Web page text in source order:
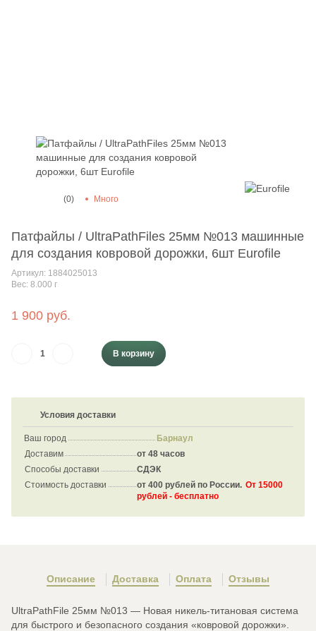
(0) Много
Патфайлы / UltraPathFiles 25мм №013 машинные
для создания ковровой дорожки, 6шт Eurofile
Артикул: 1884025013
Вес: 8.000 г
1 900 руб.
В корзину
Условия доставки
Ваш город
Барнаул
Доставим
от 48 часов
Способы доставки
СДЭК
Стоимость доставки
от 400 рублей по России. От 15000
рублей - бесплатно
Описание Доставка Оплата Отзывы
UltraPathFile 25мм №013 — Новая никель-титановая система
для быстрого и безопасного создания «ковровой дорожки».